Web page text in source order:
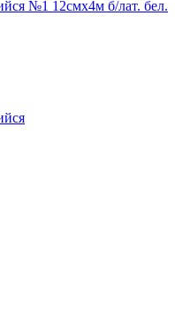
№1 12смх4м б/лат. бел.